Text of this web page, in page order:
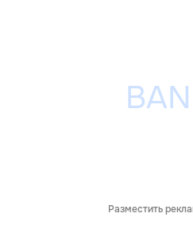
Разместить